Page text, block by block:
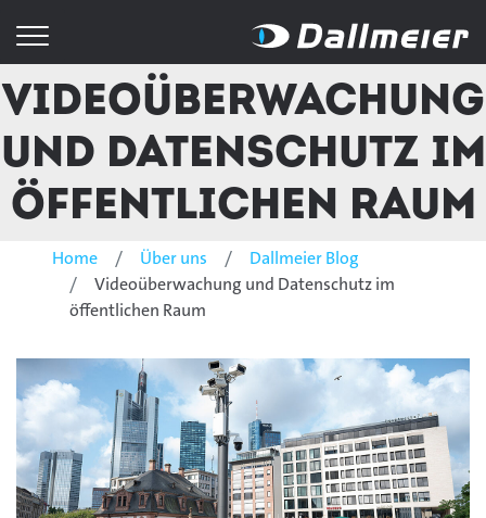
Videoüberwachung
und Datenschutz im
öffentlichen Raum
Home Über uns
Dallmeier Blog
Videoüberwachung und Datenschutz im
öffentlichen Raum